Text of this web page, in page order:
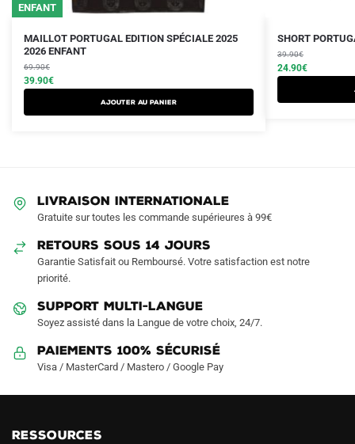
ENFANT
MAILLOT PORTUGAL EDITION SPÉCIALE 2025
2026 ENFANT
69.90€
Le
prix
initial
était :
39.90€
Le
prix
actuel
est :
AJOUTER AU PANIER
Ce
produit
a
plusieurs
variations.
choisies
la
page
produit
SHORT
39.90€
Le
prix
initial
était :
24.90€
Le
prix
actuel
est :
Ce
produit
a
page
LIVRAISON INTERNATIONALE
Gratuite sur toutes les commande supérieures à 99€
RETOURS SOUS 14 JOURS
Garantie Satisfait ou Remboursé. Votre satisfaction est notre
priorité.
SUPPORT MULTI-LANGUE
Soyez assisté dans la Langue de votre choix, 24/7.
Paiements 100% Sécurisé
Visa / MasterCard / Mastero / Google Pay
RESSOURCES